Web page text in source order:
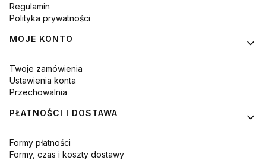
Regulamin
Polityka prywatności
MOJE KONTO
Twoje zamówienia
Ustawienia konta
Przechowalnia
PŁATNOŚCI I DOSTAWA
Formy płatności
Formy, czas i koszty dostawy